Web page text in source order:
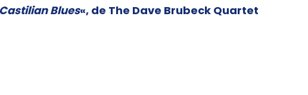
Castilian Blues«, de The Dave Brubeck Quartet